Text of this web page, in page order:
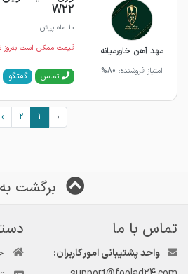
مهد آهن خاورمیانه
امتیاز فروشنده: 80%
W22
10 ماه پیش
قیمت ممکن است به‌روز
تماس گفتگو
‹
1
2
›
برگشت به
تماس با ما
واحد پشتیبانی امور کاربران: